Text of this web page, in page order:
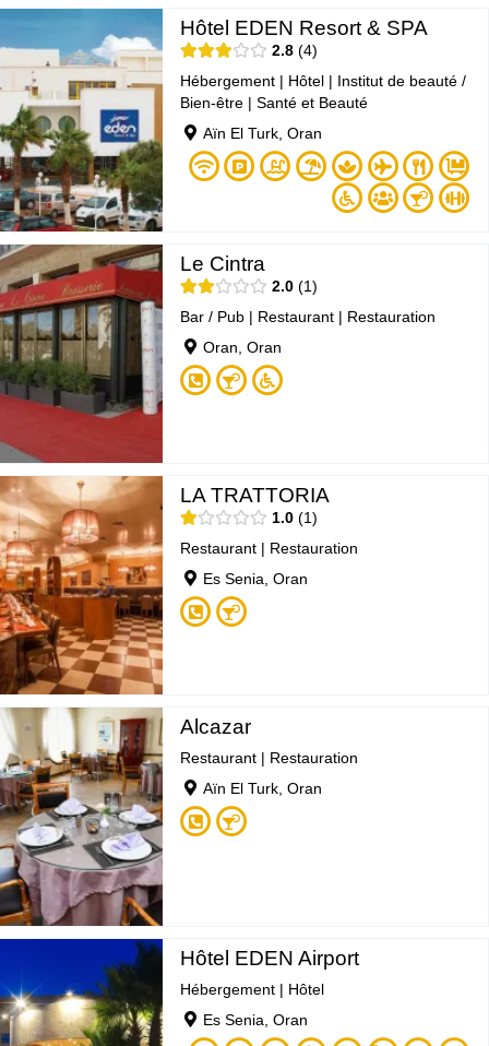
Hôtel EDEN Resort & SPA
2.8 4
Hébergement | Hôtel | Institut de beauté /
Bien-être |Santé et Beauté
Aïn El Turk, Oran
Le Cintra
2.0
1
Bar / Pub | Restaurant | Restauration
Oran, Oran
LA TRATTORIA
1.0
1
Restaurant | Restauration
Es Senia, Oran
Alcazar
Restaurant | Restauration
Aïn El Turk, Oran
Hôtel EDEN Airport
Hébergement | Hôtel
Es Senia, Oran